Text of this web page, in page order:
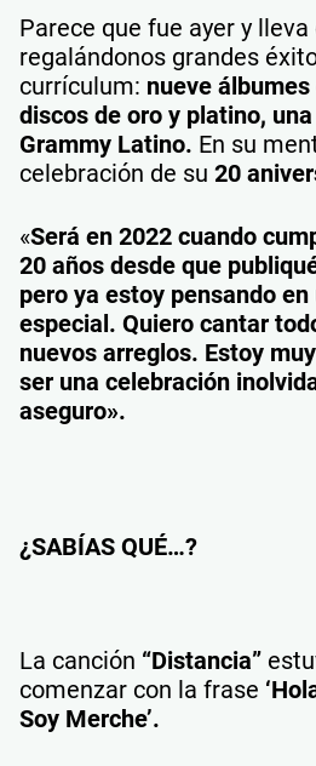
Parece que fue ayer y
regalándonos grandes
currículum: nueve
discos de oro y platino,
Grammy Latino. En su
celebración de su 20
«Será en 2022 cuando
20 años desde que
pero ya estoy pensando
especial. Quiero cantar
nuevos arreglos. Estoy
ser una celebración
aseguro».
¿SABÍAS QUÉ…?
La canción “Distancia”
comenzar con la frase
Soy Merche’.